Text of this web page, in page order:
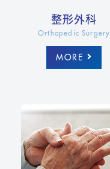
整形外科
Orthopedic Surgery
MORE